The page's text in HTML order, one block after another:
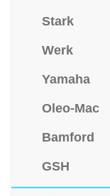
Stark
Werk
Yamaha
Oleo-Mac
Bamford
GSH